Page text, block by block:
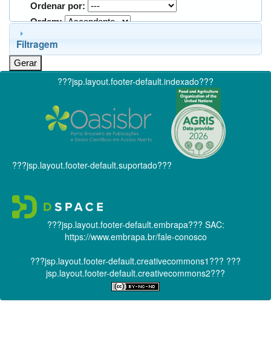
Ordenar por:
Ordem:
Filtragem
???jsp.layout.footer-default.indexado???
???jsp.layout.footer-default.suportado???
???jsp.layout.footer-default.embrapa??? SAC:
https://www.embrapa.br/fale-conosco
???jsp.layout.footer-default.creativecommons1??? ???
jsp.layout.footer-default.creativecommons2???